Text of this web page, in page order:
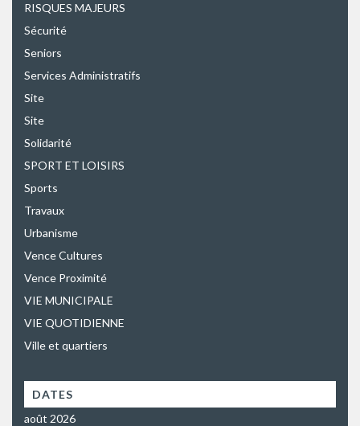
RISQUES MAJEURS
Sécurité
Seniors
Services Administratifs
Site
Site
Solidarité
SPORT ET LOISIRS
Sports
Travaux
Urbanisme
Vence Cultures
Vence Proximité
VIE MUNICIPALE
VIE QUOTIDIENNE
Ville et quartiers
DATES
août 2026